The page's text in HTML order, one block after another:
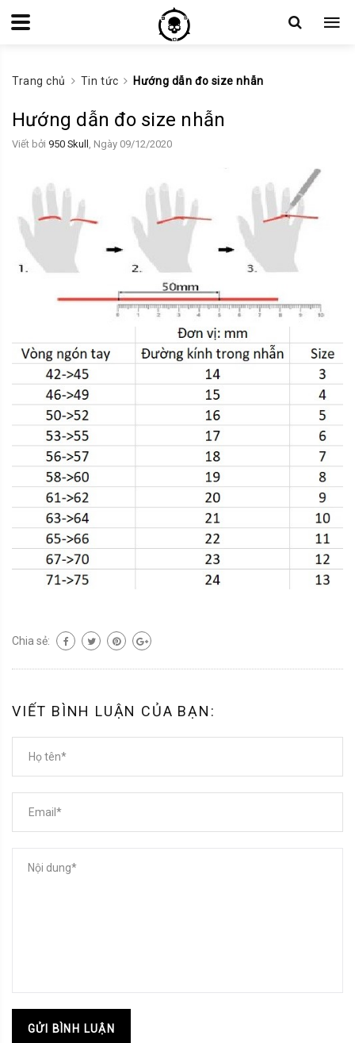
Trang chủ Tin tức Hướng dẫn đo size nhẫn
Hướng dẫn đo size nhẫn
Viết bởi 950 Skull , Ngày 09/12/2020
Chia sẻ:
VIẾT BÌNH LUẬN CỦA BẠN:
GỬI BÌNH LUẬN